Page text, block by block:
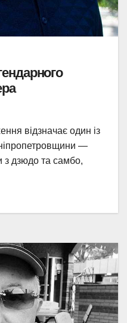
відзначає один із
—
з дзюдо та самбо,